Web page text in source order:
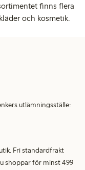
finns flera
och kosmetik.
utlämningsställe:
Fri standardfrakt
shoppar för minst 499